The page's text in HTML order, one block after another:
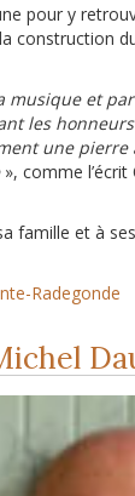
pour y
construction
musique et
les
une pierre
», comme
famille et à
Radegonde